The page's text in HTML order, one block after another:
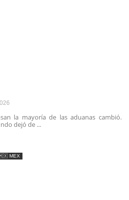
la mayoría de las aduanas cambió.
dejó de ...
MEX